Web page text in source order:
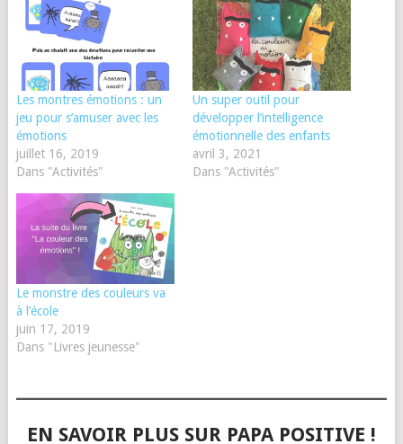
Les montres émotions : un
jeu pour s’amuser avec les
émotions
juillet 16, 2019
Dans "Activités"
Un super outil pour
développer l’intelligence
émotionnelle des enfants
avril 3, 2021
Dans "Activités"
Le monstre des couleurs va
à l’école
juin 17, 2019
Dans "Livres jeunesse"
EN SAVOIR PLUS SUR PAPA POSITIVE !